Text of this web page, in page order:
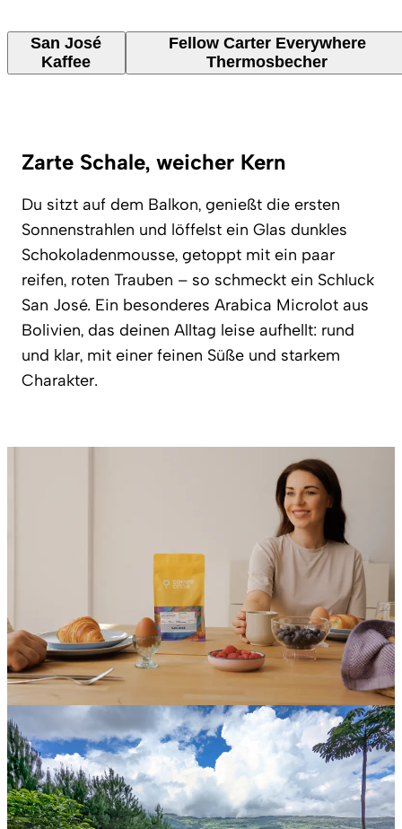
San José
Kaffee
Fellow Carter Everywhere
Thermosbecher
Zarte Schale, weicher Kern
Du sitzt auf dem Balkon, genießt die ersten
Sonnenstrahlen und löffelst ein Glas dunkles
Schokoladenmousse, getoppt mit ein paar
reifen, roten Trauben – so schmeckt ein Schluck
San José. Ein besonderes Arabica Microlot aus
Bolivien, das deinen Alltag leise aufhellt: rund
und klar, mit einer feinen Süße und starkem
Charakter.